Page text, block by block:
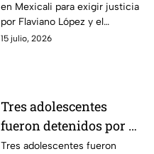
asesinato de
compañero a manos de
menores
en Mexicali para exigir justicia
por Flaviano López y el
esclarecimiento de su
15 julio, 2026
Tres adolescentes
fueron detenidos por el
homicidio de un
Tres adolescentes fueron